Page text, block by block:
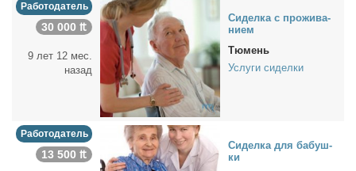
Работодатель
30 000 ₶
9 лет 12 мес.
назад
Си­дел­ка с про­жи­ва­
ни­ем
Тюмень
Услуги сиделки
Работодатель
13 500 ₶
Си­дел­ка для ба­буш­
ки